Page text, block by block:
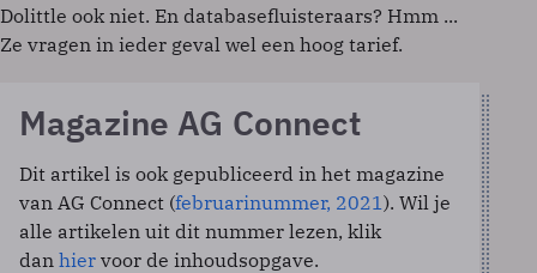
Dolittle ook niet. En databasefluisteraars? Hmm ...
Ze vragen in ieder geval wel een hoog tarief.
Magazine AG Connect
Dit artikel is ook gepubliceerd in het magazine
van AG Connect (februarinummer, 2021). Wil je
alle artikelen uit dit nummer lezen, klik
dan hier voor de inhoudsopgave.